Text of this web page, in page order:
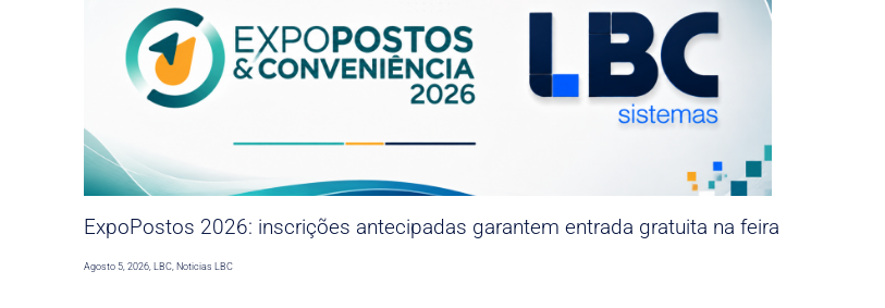
ExpoPostos 2026: inscrições antecipadas garantem entrada gratuita na feira
Agosto 5, 2026 ,LBC Noticias LBC